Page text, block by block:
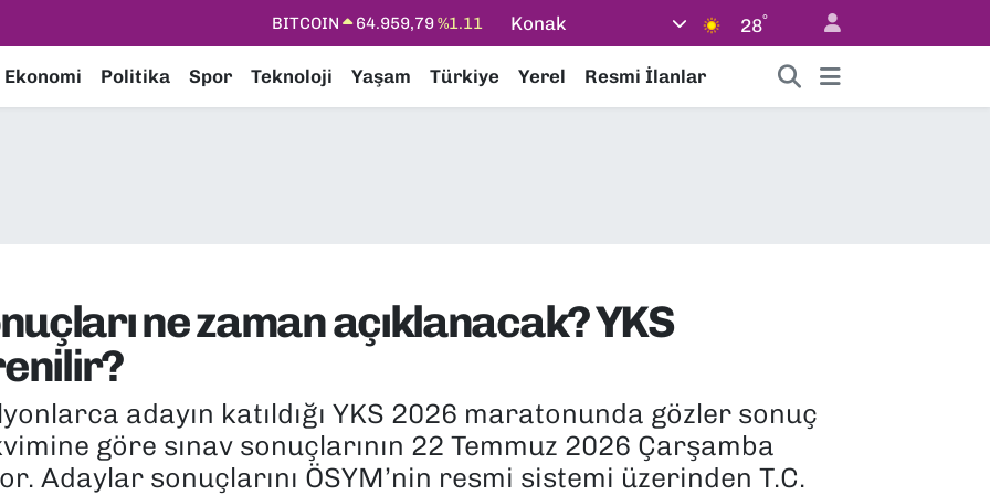
DOLAR 47,7436%0.18
STERLİN
64,4811%0.38
Konak 28°
Ekonomi Politika Spor Teknoloji Yaşam Türkiye Yerel Resmi İlanlar
ne zaman açıklanacak? YKS
adayın katıldığı YKS 2026 maratonunda gözler sonuç
göre sınav sonuçlarının 22 Temmuz 2026 Çarşamba
Adaylar sonuçlarını ÖSYM’nin resmi sistemi üzerinden T.C.